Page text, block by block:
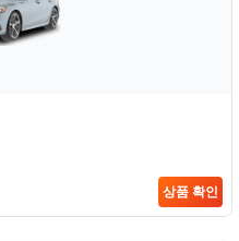
상품 확인